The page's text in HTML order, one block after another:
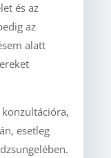
és az
az
alatt
konzultációra,
esetleg